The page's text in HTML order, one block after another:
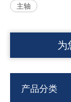
主轴
为
产品分类